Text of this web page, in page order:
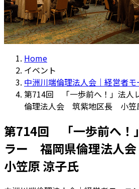
Home
イベント
中洲川端倫理法人会｜経営者
第714回 「一歩前へ！」法人
倫理法人会 筑紫地区長 小笠
第714回 「一歩前へ！
ラー 福岡県倫理法人
小笠原 涼子氏